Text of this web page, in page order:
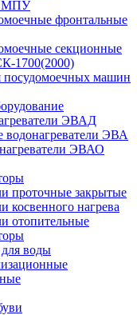
МПУ
фронтальные
секционные
1700(2000)
посудомоечных машин
ЭВАД
ЭВА
ЭВАО
проточные закрытые
косвенного нагрева
отопительные
воды